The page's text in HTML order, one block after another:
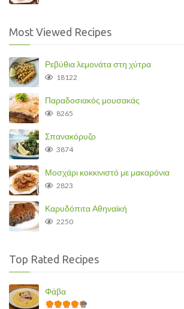
Most Viewed Recipes
Ρεβύθια λεμονάτα στη χύτρα
18122
Παραδοσιακός μουσακάς
8265
Σπανακόρυζο
3874
Μοσχάρι κοκκινιστό με μακαρόνια
2823
Καρυδόπιτα Αθηναϊκή
2250
Top Rated Recipes
Φάβα